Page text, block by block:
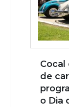
de
o Dia